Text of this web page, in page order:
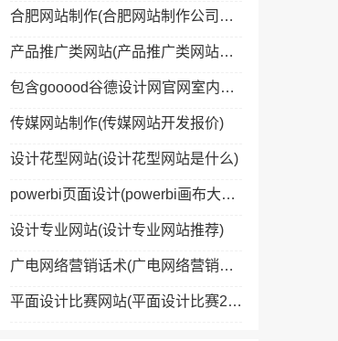
合肥网站制作(合肥网站制作公司有哪些公司)
产品推广类网站(产品推广类网站排名)
包含gooood谷德设计网官网室内设计的词条
传媒网站制作(传媒网站开发报价)
设计花型网站(设计花型网站是什么)
powerbi页面设计(powerbi画布大小设置)
设计专业网站(设计专业网站推荐)
广电网络营销话术(广电网络营销经验分享)
平面设计比赛网站(平面设计比赛2020有哪些)